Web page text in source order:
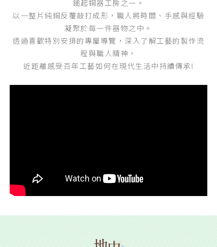
鎚起銅器工房之一。
以一整片純銅反覆敲打成形，職人將時間、手感與經驗
凝聚於每一件器物之中。
透過喜歡特別安排的專屬導覽，深入了解工藝的製作流
程與職人精神，
近距離感受百年工藝如何在現代生活中持續傳承!